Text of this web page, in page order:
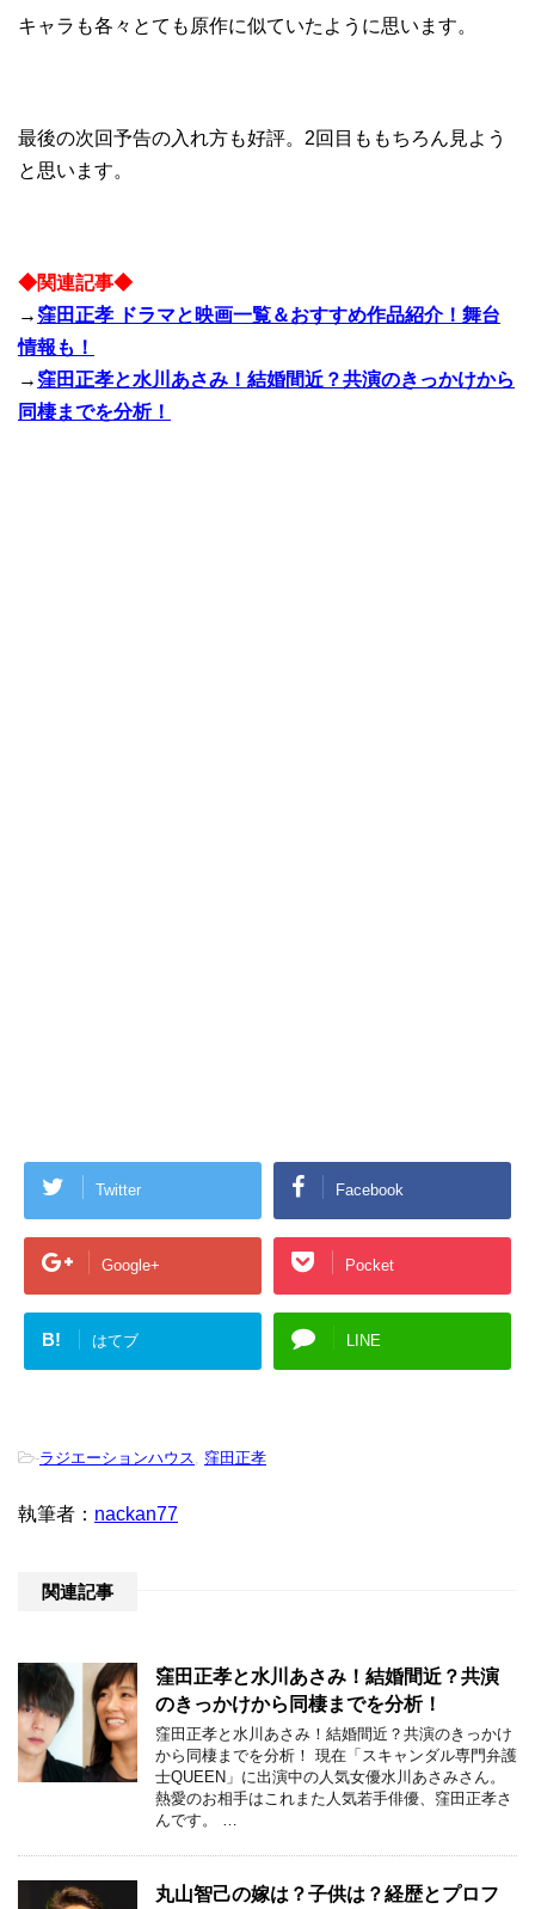
キャラも各々とても原作に似ていたように思います。
最後の次回予告の入れ方も好評。2回目ももちろん見よう
と思います。
◆関連記事◆
→窪田正孝 ドラマと映画一覧＆おすすめ作品紹介！舞台
情報も！
→窪田正孝と水川あさみ！結婚間近？共演のきっかけから
同棲までを分析！
Twitter Facebook
Google+ Pocket
B! はてブ LINE
-ラジエーションハウス 窪田正孝
執筆者： nackan77
関連記事
窪田正孝と水川あさみ！結婚間近？共演
のきっかけから同棲までを分析！
窪田正孝と水川あさみ！結婚間近？共演のきっかけ
から同棲までを分析！ 現在「スキャンダル専門弁護
士QUEEN」に出演中の人気女優水川あさみさん。
熱愛のお相手はこれまた人気若手俳優、窪田正孝さ
んです。 …
丸山智己の嫁は？子供は？経歴とプロフ